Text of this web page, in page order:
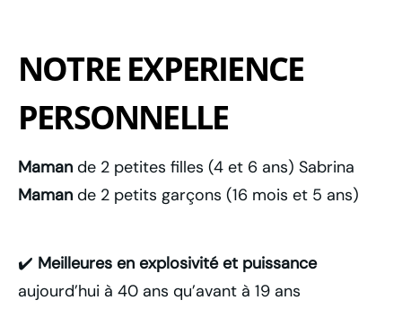
NOTRE EXPERIENCE
PERSONNELLE
Maman de 2 petites filles (4 et 6 ans) Sabrina
Maman de 2 petits garçons (16 mois et 5 ans)
✔️ Meilleures en explosivité et puissance
aujourd’hui à 40 ans qu’avant à 19 ans